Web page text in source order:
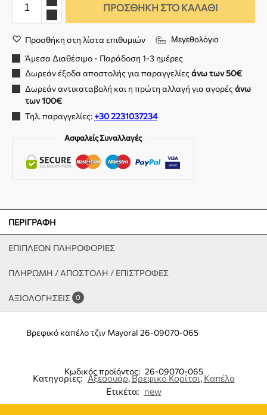
ΠΡΟΣΘΉΚΗ ΣΤΟ ΚΑΛΆΘΙ
Προσθήκη στη λίστα επιθυμιών Μεγεθολόγιο
Άμεσα Διαθέσιμο - Παράδοση 1-3 ημέρες
Δωρεάν έξοδα αποστολής για παραγγελίεςάνω των 50€
Δωρεάν αντικαταβολή και η πρώτη αλλαγή για αγορέςάνω
των 100€
Τηλ. παραγγελίες:+30 2231037234
Ασφαλείς Συναλλαγές
ΠΕΡΙΓΡΑΦΉ
ΕΠΙΠΛΈΟΝ ΠΛΗΡΟΦΟΡΊΕΣ
ΠΛΗΡΩΜΗ / ΑΠΟΣΤΟΛΗ / ΕΠΙΣΤΡΟΦΕΣ
ΑΞΙΟΛΟΓΉΣΕΙΣ 0
Βρεφικό καπέλο τζιν Mayoral 26-09070-065
Κωδικός προϊόντος: 26-09070-065
Κατηγορίες: Αξεσουάρ,Βρεφικό Κορίτσι,Καπέλα
Ετικέτα: new